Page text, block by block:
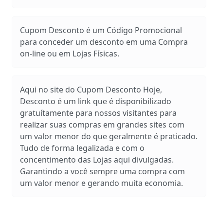
Cupom Desconto é um Código Promocional
para conceder um desconto em uma Compra
on-line ou em Lojas Físicas.
Aqui no site do Cupom Desconto Hoje,
Desconto é um link que é disponibilizado
gratuítamente para nossos visitantes para
realizar suas compras em grandes sites com
um valor menor do que geralmente é praticado.
Tudo de forma legalizada e com o
concentimento das Lojas aqui divulgadas.
Garantindo a você sempre uma compra com
um valor menor e gerando muita economia.